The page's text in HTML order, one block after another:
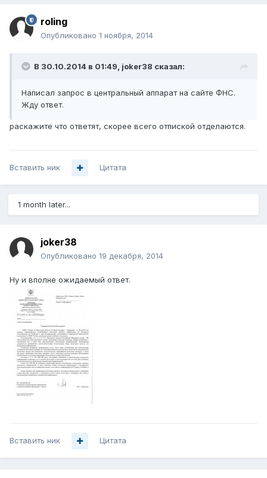
roling
Опубликовано 1 ноября, 2014
В 30.10.2014 в 01:49, joker38 сказал:
Написал запрос в центральный аппарат на сайте ФНС.
Жду ответ.
раскажите что ответят, скорее всего отпиской отделаются.
Вставить ник Цитата
1 month later...
joker38
Опубликовано 19 декабря, 2014
Ну и вполне ожидаемый ответ.
Вставить ник Цитата